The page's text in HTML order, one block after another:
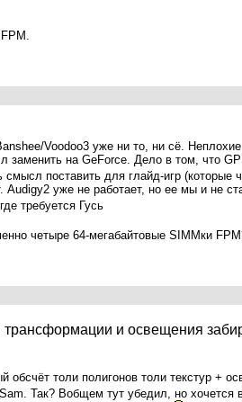
Voodoo3 уже ни то, ни сё.
заменить на GeForce. Дело в том, что
поставить для глайд-игр (которые
Audigy2 уже не работает, но ее мы и
требуется Гусь
четыре 64-мегабайтовые SIMMки
и освещения
обсчёт толи полигонов толи текстур
Так? Вобщем тут убедил, но хочется